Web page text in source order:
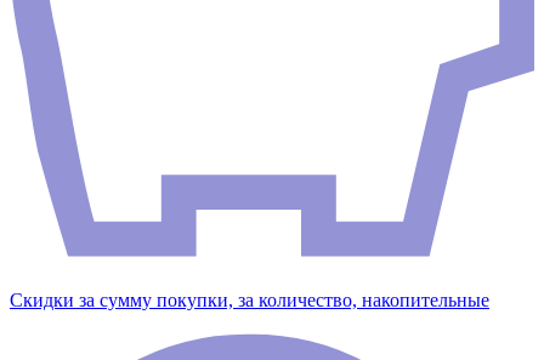
Скидки за сумму покупки, за количество, накопительные